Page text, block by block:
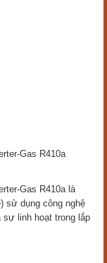
Gas R410a
Gas R410a là
sử dụng công nghệ
linh hoạt trong lắp